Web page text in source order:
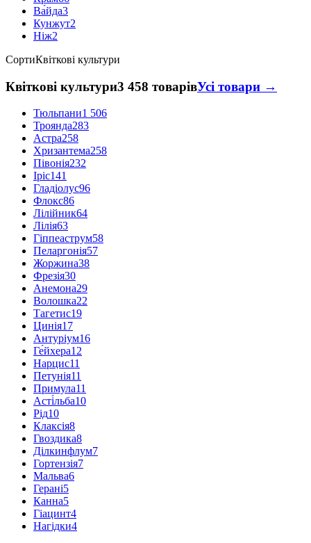
Ва́йда3
Кунжут2
Ніж2
СортиКвіткові культури
Квіткові культури3 458 товарівУсі товари →
Тюльпани1 506
Троянда283
Астра258
Хризантема258
Півонія232
Іріс141
Гладіолус96
Флокс86
Лілійник64
Лілія63
Гіппеаструм58
Пеларгонія57
Жоржина38
Фрезія30
Анемона29
Волошка22
Тагетис19
Цинія17
Антуріум16
Ге́йхера12
Нарцис11
Петунія11
Примула11
Асті́льба10
Рід10
Клаксія8
Гвоздика8
Ділкинфлум7
Гортензія7
Мальва6
Герані5
Канна5
Гіацинт4
Нагідки4